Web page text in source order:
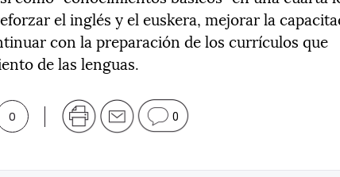
el inglés y el euskera, mejorar la
con la preparación de los currículos que
de las lenguas.
0 0